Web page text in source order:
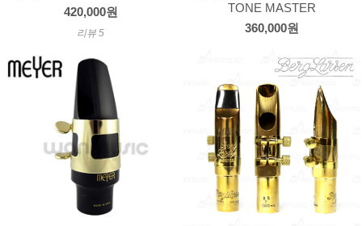
420,000원
리뷰 5
TONE MASTER
360,000원